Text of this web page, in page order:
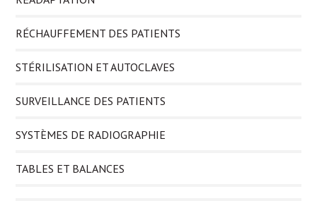
RÉCHAUFFEMENT DES PATIENTS
STÉRILISATION ET AUTOCLAVES
SURVEILLANCE DES PATIENTS
SYSTÈMES DE RADIOGRAPHIE
TABLES ET BALANCES